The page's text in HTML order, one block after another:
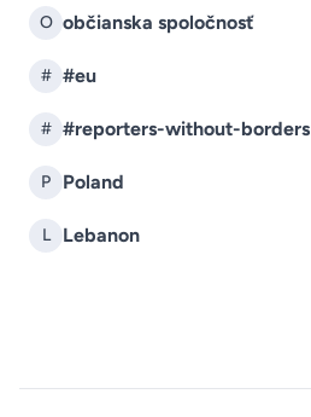
O občianska spoločnosť
# #eu
# #reporters-without-borders
P Poland
L Lebanon